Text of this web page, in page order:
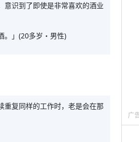
意识到了即使是非常喜欢的酒业
。」(20多岁・男性)
重复同样的工作时，老是会在那
广